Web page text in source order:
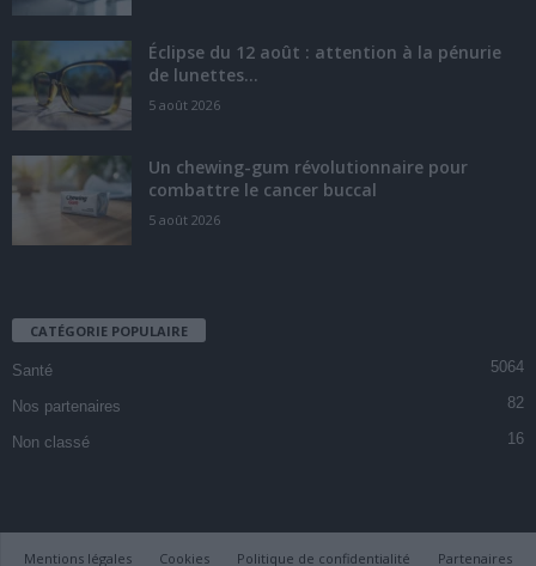
Éclipse du 12 août : attention à la pénurie
de lunettes...
5 août 2026
Un chewing-gum révolutionnaire pour
combattre le cancer buccal
5 août 2026
CATÉGORIE POPULAIRE
Santé 5064
Nos partenaires 82
Non classé 16
Mentions légales Cookies Politique de confidentialité Partenaires